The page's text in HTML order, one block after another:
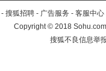
- 搜狐招聘 - 广告服务 - 客服中心
Copyright©2018
搜狐不良信息举